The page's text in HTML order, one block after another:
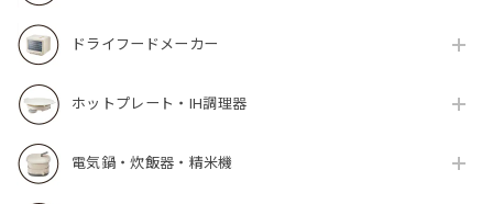
ドライフードメーカー
ホットプレート・IH調理器
電気鍋・炊飯器・精米機